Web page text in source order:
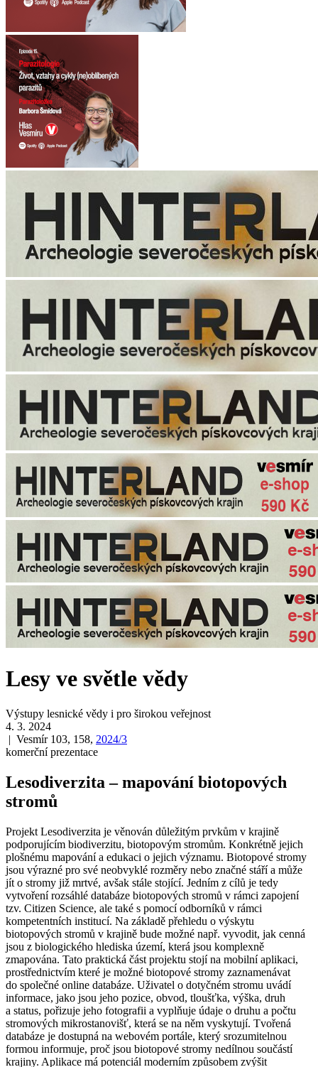
Lesy ve světle vědy
Výstupy lesnické vědy i pro širokou veřejnost
4. 3. 2024
| Vesmír 103, 158, 2024/3
komerční prezentace
Lesodiverzita – mapování biotopových
stromů
Projekt Lesodiverzita je věnován důležitým prvkům v krajině
podporujícím biodiverzitu, biotopovým stromům. Konkrétně jejich
plošnému mapování a edukaci o jejich významu. Biotopové stromy
jsou výrazné pro své neobvyklé rozměry nebo značné stáří a může
jít o stromy již mrtvé, avšak stále stojící. Jedním z cílů je tedy
vytvoření rozsáhlé databáze biotopových stromů v rámci zapojení
tzv. Citizen Science, ale také s pomocí odborníků v rámci
kompetentních institucí. Na základě přehledu o výskytu
biotopových stromů v krajině bude možné např. vyvodit, jak cenná
jsou z biologického hlediska území, která jsou komplexně
zmapována. Tato praktická část projektu stojí na mobilní aplikaci,
prostřednictvím které je možné biotopové stromy zaznamenávat
do společné online databáze. Uživatel o dotyčném stromu uvádí
informace, jako jsou jeho pozice, obvod, tloušťka, výška, druh
a status, pořizuje jeho fotografii a vyplňuje údaje o druhu a počtu
stromových mikrostanovišť, která se na něm vyskytují. Tvořená
databáze je dostupná na webovém portále, který srozumitelnou
formou informuje, proč jsou biotopové stromy nedílnou součástí
krajiny. Aplikace má potenciál moderním způsobem zvýšit